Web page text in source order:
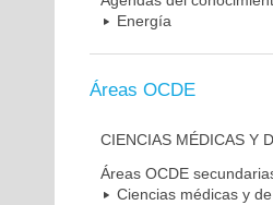
Energía
Áreas OCDE
CIENCIAS MÉDICAS Y
Áreas OCDE
Ciencias médicas y